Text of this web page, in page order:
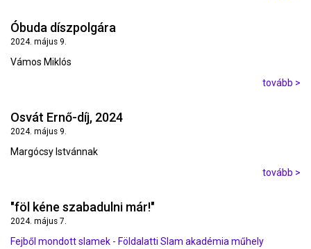
Óbuda díszpolgára
2024. május 9.
Vámos Miklós
tovább >
Osvát Ernő-díj, 2024
2024. május 9.
Margócsy Istvánnak
tovább >
"föl kéne szabadulni már!"
2024. május 7.
Fejből mondott slamek - Földalatti Slam akadémia műhely